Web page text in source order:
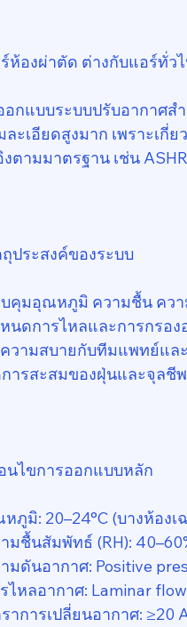
ห้องผ่าตัด ต่างกับแอร์ทั่วไ
อกแบบระบบปรับอากาศส
ละเอียดสูงมาก เพราะเ
งตามมาตรฐาน เช่น
ถุประสงค์ของระบบ
บคุมอุณหภูมิ ความชื้น คว
นดการไหลและการกรอ
ความสบายกับทีมแพทย์แล
การสะสมของฝุ่นและจุลชี
อนไขการออกแบบหลัก
ภูมิ: 20–24°C (บางห้อง
มชื้นสัมพัทธ์ (RH):
มดันอากาศ: Positive
ไหลอากาศ: Laminar
าการเปลี่ยนอากาศ: ≥20